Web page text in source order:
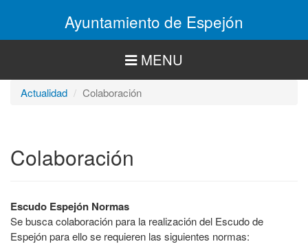
Ayuntamiento de Espejón
MENU
Actualidad Colaboración
Colaboración
Escudo Espejón Normas
Se busca colaboración para la realización del Escudo de
Espejón para ello se requieren las siguientes normas: